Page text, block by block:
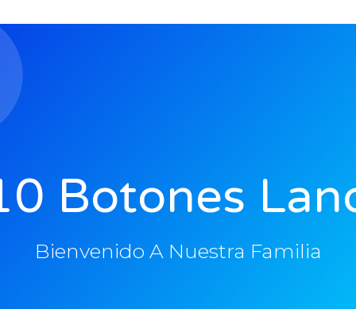
Botones
Bienvenido A Nuestra Familia